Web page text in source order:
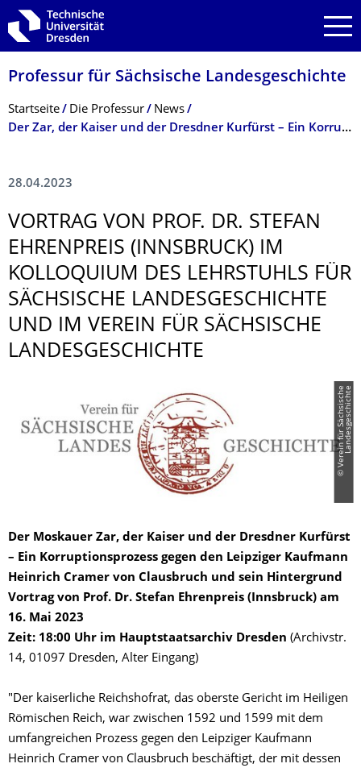
Zur Hauptnavigation springen
Zur Suche springen
Zum Inhalt springen
Professur für Sächsische Landesgeschichte
Breadcrumb-Menü
Startseite Die Professur
News
Der Zar, der Kaiser und der Dresdner Kurfürst – Ein Korruptionsprozess gegen den Leipziger Kaufmann Heinrich Cramer von Clausbruch und sein Hintergrund - Anmeldung zum Vortrag von Prof. Dr. Stefan Ehrenpreis (Innsbruck) am 16. Mai 2023
28.04.2023
VORTRAG VON PROF. DR. STEFAN
EHRENPREIS (INNSBRUCK) IM
KOLLOQUIUM DES LEHRSTUHLS FÜR
SÄCHSISCHE LANDESGESCHICH­TE
UND IM VEREIN FÜR SÄCHSISCHE
LANDESGESCHICH­TE
©
V
e
r
e
i
n
f
ü
r
S
ä
c
h
s
i
s
c
h
e
L
a
n
d
e
s
g
e
s
c
h
i
c
h
te
Der Moskauer Zar, der Kaiser und der Dresdner Kurfürst
– Ein Korruptionsprozess gegen den Leipziger Kaufmann
Heinrich Cramer von Clausbruch und sein Hintergrund
Vortrag von Prof. Dr. Stefan Ehrenpreis (Innsbruck) am
16. Mai 2023
Zeit: 18:00 Uhr im Hauptstaatsarchiv Dresden (Archivstr.
14, 01097 Dresden, Alter Eingang)
"Der kaiserliche Reichshofrat, das oberste Gericht im Heiligen
Römischen Reich, war zwischen 1592 und 1599 mit dem
umfangreichen Prozess gegen den Leipziger Kaufmann
Heinrich Cramer von Clausbruch beschäftigt, der mit dessen